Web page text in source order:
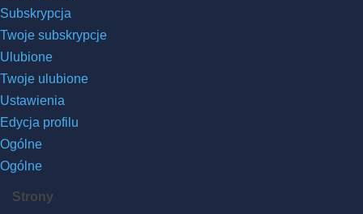
Subskrypcja
Twoje subskrypcje
Ulubione
Twoje ulubione
Ustawienia
Edycja profilu
Ogólne
Ogólne
Strony